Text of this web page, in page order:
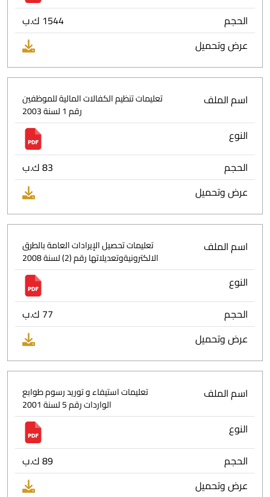
الحجم
1544 ك.ب
عرض وتحميل
اسم الملف
تعليمات تنظيم الكفالات المالية للموظفين
رقم 1 لسنة 2003
النوع
الحجم
83 ك.ب
عرض وتحميل
اسم الملف
تعليمات تحصيل الإيرادات العامة بالطرق
الالكترونيةوتعديلاتها رقم (2) لسنة 2008
النوع
الحجم
77 ك.ب
عرض وتحميل
اسم الملف
تعليمات استيفاء و توريد رسوم طوابع
الواردات رقم 5 لسنة 2001
النوع
الحجم
89 ك.ب
عرض وتحميل